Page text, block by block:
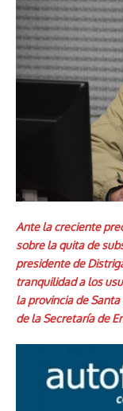
Ante la creciente
sobre la quita de
presidente de
tranquilidad a los
la provincia de
de la Secretaría de